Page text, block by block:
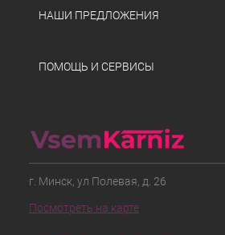
НАШИ ПРЕДЛОЖЕНИЯ
ПОМОЩЬ И СЕРВИСЫ
г. Минск, ул Полевая, д. 26
Посмотреть на карте